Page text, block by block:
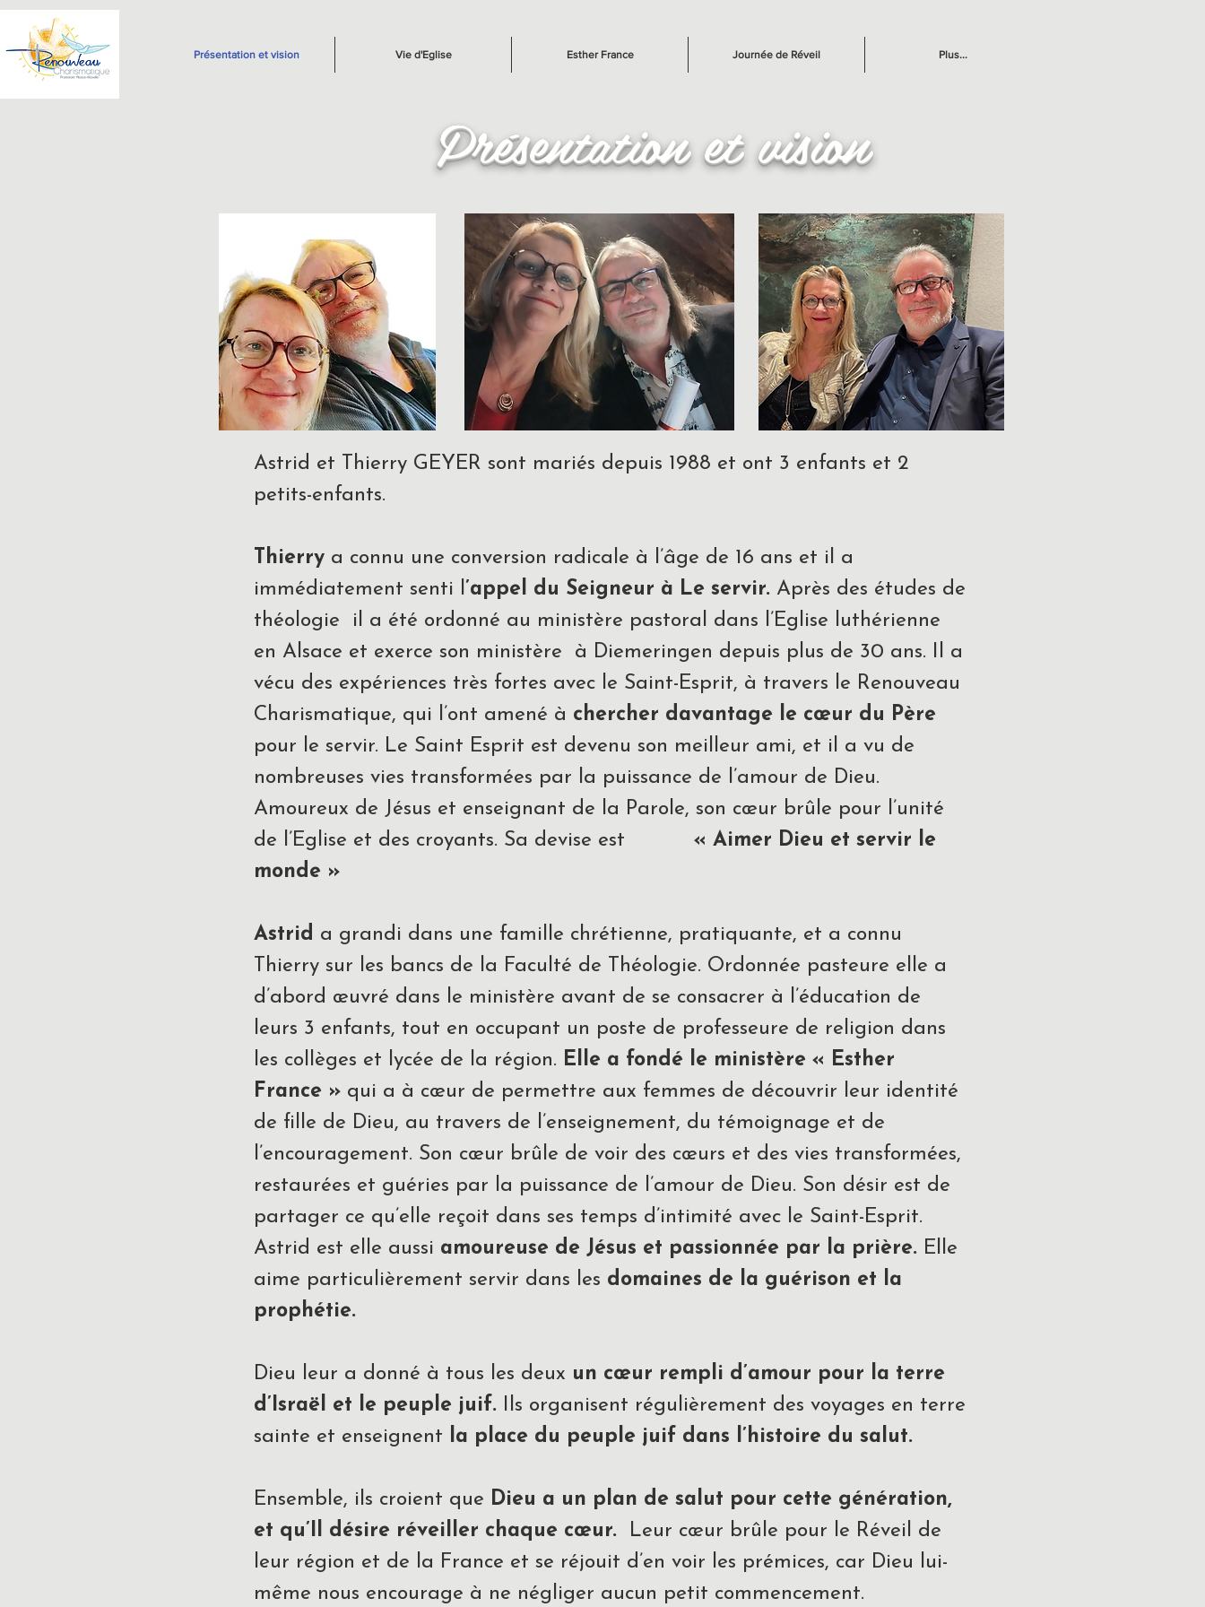
Présentation et vision Vie d'Eglise Esther France Journée de Réveil Plus...
Présentation et vision
Astrid et Thierry GEYER sont mariés depuis 1988 et ont 3 enfants et 2
petits-enfants.
Thierry a connu une conversion radicale à l’âge de 16 ans et il a
immédiatement senti l’appel du Seigneur à Le servir. Après des études de
théologie il a été ordonné au ministère pastoral dans l’Eglise luthérienne
en Alsace et exerce son ministère à Diemeringen depuis plus de 30 ans. Il a
vécu des expériences très fortes avec le Saint-Esprit, à travers le Renouveau
Charismatique, qui l’ont amené à chercher davantage le cœur du Père
pour le servir. Le Saint Esprit est devenu son meilleur ami, et il a vu de
nombreuses vies transformées par la puissance de l’amour de Dieu.
Amoureux de Jésus et enseignant de la Parole, son cœur brûle pour l’unité
de l’Eglise et des croyants. Sa devise est « Aimer Dieu et servir le
monde »
Astrid a grandi dans une famille chrétienne, pratiquante, et a connu
Thierry sur les bancs de la Faculté de Théologie. Ordonnée pasteure elle a
d’abord œuvré dans le ministère avant de se consacrer à l’éducation de
leurs 3 enfants, tout en occupant un poste de professeure de religion dans
les collèges et lycée de la région. Elle a fondé le ministère « Esther
France » qui a à cœur de permettre aux femmes de découvrir leur identité
de fille de Dieu, au travers de l’enseignement, du témoignage et de
l’encouragement. Son cœur brûle de voir des cœurs et des vies transformées,
restaurées et guéries par la puissance de l’amour de Dieu. Son désir est de
partager ce qu’elle reçoit dans ses temps d’intimité avec le Saint-Esprit.
Astrid est elle aussi amoureuse de Jésus et passionnée par la prière. Elle
aime particulièrement servir dans les domaines de la guérison et la
prophétie.
Dieu leur a donné à tous les deux un cœur rempli d’amour pour la terre
d’Israël et le peuple juif. Ils organisent régulièrement des voyages en terre
sainte et enseignent la place du peuple juif dans l’histoire du salut.
Ensemble, ils croient que Dieu a un plan de salut pour cette génération,
et qu’Il désire réveiller chaque cœur.
Leur cœur brûle pour le Réveil de
leur région et de la France et se réjouit d’en voir les prémices, car Dieu lui-
même nous encourage à ne négliger aucun petit commencement.